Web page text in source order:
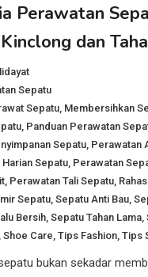
Perawatan
dan
Sepatu
Sepatu Membersihkan
Panduan Perawatan
Sepatu Perawatan
Sepatu Perawatan
Perawatan Tali Sepatu
Sepatu ,Sepatu Anti Bau ,
Bersih ,Sepatu Tahan Lama ,
,Shoe Care ,Tips Fashion ,Tips
bukan sekadar